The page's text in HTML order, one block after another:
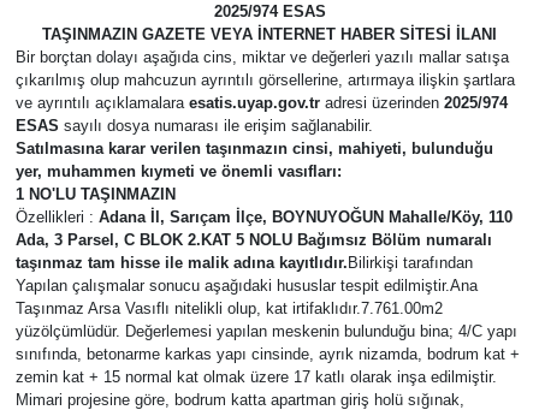
2025/974 ESAS
TAŞINMAZIN GAZETE VEYA İNTERNET HABER SİTESİ İLANI
Bir borçtan dolayı aşağıda cins, miktar ve değerleri yazılı mallar satışa
çıkarılmış olup mahcuzun ayrıntılı görsellerine, artırmaya ilişkin şartlara
ve ayrıntılı açıklamalara esatis.uyap.gov.tradresi üzerinden 2025/974
ESAS sayılı dosya numarası ile erişim sağlanabilir.
Satılmasına karar verilen taşınmazın cinsi, mahiyeti, bulunduğu
yer, muhammen kıymeti ve önemli vasıfları:
1 NO'LU TAŞINMAZIN
Özellikleri : Adana İl, Sarıçam İlçe, BOYNUYOĞUN Mahalle/Köy, 110
Ada, 3 Parsel, C BLOK 2.KAT 5 NOLU Bağımsız Bölüm numaralı
taşınmaz tam hisse ile malik adına kayıtlıdır. Bilirkişi tarafından
Yapılan çalışmalar sonucu aşağıdaki hususlar tespit edilmiştir.Ana
Taşınmaz Arsa Vasıflı nitelikli olup, kat irtifaklıdır.7.761.00m2
yüzölçümlüdür. Değerlemesi yapılan meskenin bulunduğu bina; 4/C yapı
sınıfında, betonarme karkas yapı cinsinde, ayrık nizamda, bodrum kat +
zemin kat + 15 normal kat olmak üzere 17 katlı olarak inşa edilmiştir.
Mimari projesine göre, bodrum katta apartman giriş holü sığınak,
Haber Reklam
Magazin
Özel
Resmi İlanlar
Sağlık
Siyaset
Spor
Haber Arşivi